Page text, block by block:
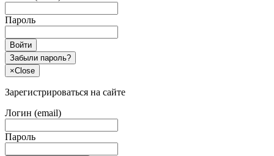
Пароль
Войти
Забыли пароль?
×Close
Зарегистрироваться на сайте
Логин (email)
Пароль